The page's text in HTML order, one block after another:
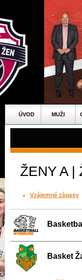
ÚVOD MUŽI
ŽENY A |
Vzájemné zápasy
Basket